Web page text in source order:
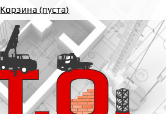
Корзина (пуста)